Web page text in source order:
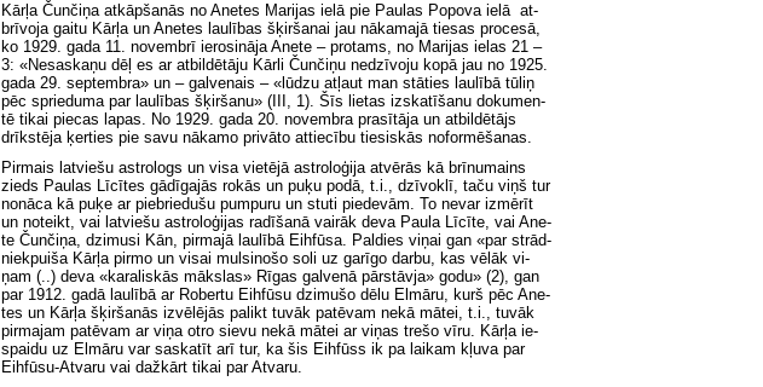
Kār­ļa Čun­či­ņa at­kāp­ša­nās no Ane­tes Ma­ri­jas ie­lā pie Pa­ulas Po­po­va ie­lā at­
brī­vo­ja gai­tu Kār­ļa un Ane­tes lau­lī­bas šķir­ša­nai jau nā­ka­ma­jā tie­sas pro­ce­sā,
ko 1929. ga­da 11. no­vem­brī ie­ro­si­nā­ja Ane­te – pro­tams, no Ma­ri­jas ie­las 21 –
3: «Ne­sa­ska­ņu dēļ es ar at­bil­dē­tā­ju Kār­li Čun­či­ņu ne­dzī­vo­ju ko­pā jau no 1925.
ga­da 29. sep­tem­bra» un – gal­ve­nais – «lū­dzu at­ļaut man stā­ties lau­lī­bā tū­liņ
pēc sprie­du­ma par lau­lī­bas šķir­ša­nu» (II­I, 1). Šīs lie­tas iz­ska­tī­ša­nu do­ku­men­
tē ti­kai piec­as la­pas. No 1929. ga­da 20. no­vem­bra pra­sī­tā­ja un at­bil­dē­tājs
drīk­stē­ja ķer­ties pie sa­vu nā­ka­mo pri­vā­to at­tie­cī­bu tie­sis­kās no­for­mē­ša­nas.
Pir­mais lat­vie­šu as­tro­logs un vi­sa vie­tē­jā as­tro­lo­ģi­ja at­vē­rās kā brī­nu­mains
zieds Pa­ulas Lī­cī­tes gā­dī­ga­jās ro­kās un pu­ķu po­dā, t.i., dzī­vok­lī, ta­ču viņš tur
no­nā­ca kā pu­ķe ar pie­brie­du­šu pum­pu­ru un stu­ti pie­de­vām. To ne­var iz­mē­rīt
un no­teikt, vai lat­vie­šu as­tro­lo­ģi­jas ra­dī­ša­nā vai­rāk de­va Pa­ula Lī­cī­te, vai Ane­
te Čun­či­ņa, dzi­mu­si Kān, pir­ma­jā lau­lī­bā Eih­fū­sa. Pal­dies vi­ņai gan «par strād­
niek­pui­ša Kār­ļa pir­mo un vi­sai mul­si­no­šo so­li uz ga­rī­go dar­bu, kas vē­lāk vi­
ņam (..) de­va «ka­ra­lis­kās māk­slas» Rī­gas gal­ve­nā pār­stāv­ja» go­du» (2), gan
par 1912. ga­dā lau­lī­bā ar Ro­ber­tu Eih­fū­su dzi­mu­šo dē­lu El­mā­ru, kurš pēc Ane­
tes un Kār­ļa šķir­ša­nās iz­vē­lē­jās pa­likt tu­vāk pa­tē­vam ne­kā mā­tei, t.i., tu­vāk
pir­ma­jam pa­tē­vam ar vi­ņa ot­ro sie­vu ne­kā mā­tei ar vi­ņas tre­šo vī­ru. Kār­ļa ie­
spai­du uz El­mā­ru var sa­ska­tīt arī tur, ka šis Eih­fūss ik pa lai­kam kļu­va par
Eih­fū­su-At­va­ru vai daž­kārt ti­kai par At­va­ru.